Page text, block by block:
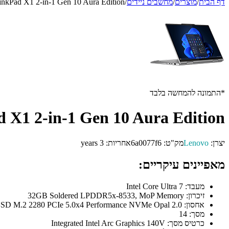
דף הבית/מוצרים/מחשבים ניידים/
X1 2-in-1 Gen 10 Aura Edition
*התמונה להמחשה בלבד
X1 2-in-1 Gen 10 Aura Edition
יצרן: Lenovoמק"ט: 6a0077f6אחריות: 3 years
מאפיינים עיקריים:
מעבד:
זיכרון:
אחסון:
מסך:
כרטיס מסך: